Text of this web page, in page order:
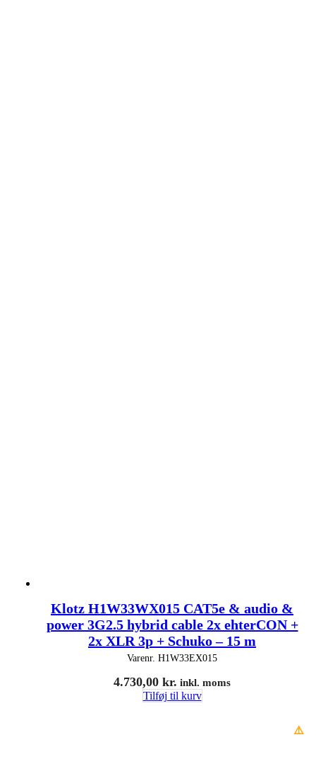
Klotz H1W33WX015 CAT5e & audio &
power 3G2.5 hybrid cable 2x ehterCON +
2x XLR 3p + Schuko – 15 m
Varenr. H1W33EX015
4.730,00 kr. inkl. moms
Tilføj til kurv
⚠️